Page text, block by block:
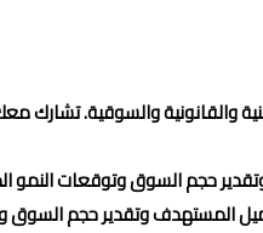
والقانونية والسوقية. تشارك
حجم السوق وتوقعات النمو
المستهدف وتقدير حجم السوق